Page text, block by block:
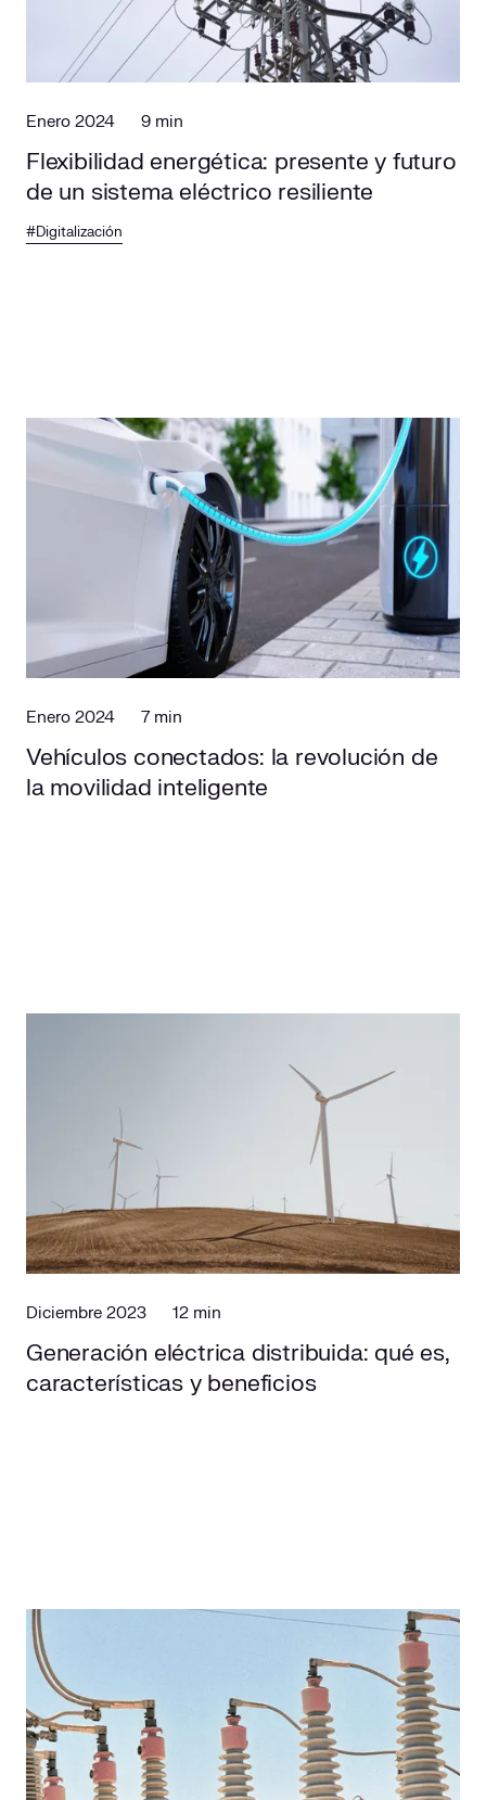
Enero 2024 9 min
Flexibilidad energética: presente y futuro
de un sistema eléctrico resiliente
#Digitalización
Enero 2024 7 min
Vehículos conectados: la revolución de
la movilidad inteligente
Diciembre 2023 12 min
Generación eléctrica distribuida: qué es,
características y beneficios